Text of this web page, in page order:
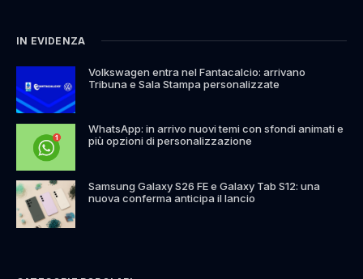
IN EVIDENZA
Volkswagen entra nel Fantacalcio: arrivano
Tribuna e Sala Stampa personalizzate
WhatsApp: in arrivo nuovi temi con sfondi animati e
più opzioni di personalizzazione
Samsung Galaxy S26 FE e Galaxy Tab S12: una
nuova conferma anticipa il lancio